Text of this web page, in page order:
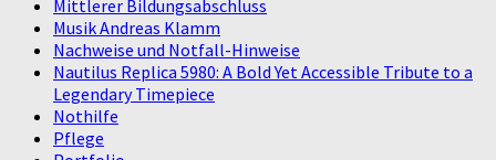
Mittlerer Bildungsabschluss
Musik Andreas Klamm
Nachweise und Notfall-Hinweise
Nautilus Replica 5980: A Bold Yet Accessible Tribute to a
Legendary Timepiece
Nothilfe
Pflege